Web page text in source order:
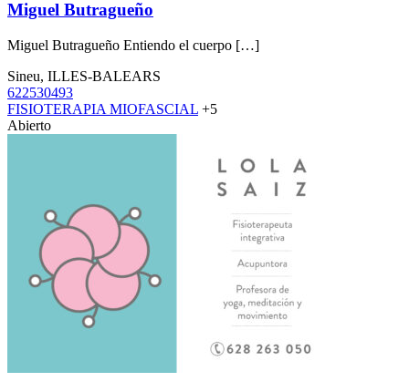
Miguel Butragueño
Miguel Butragueño Entiendo el cuerpo […]
Sineu, ILLES-BALEARS
622530493
FISIOTERAPIA MIOFASCIAL +5
Abierto